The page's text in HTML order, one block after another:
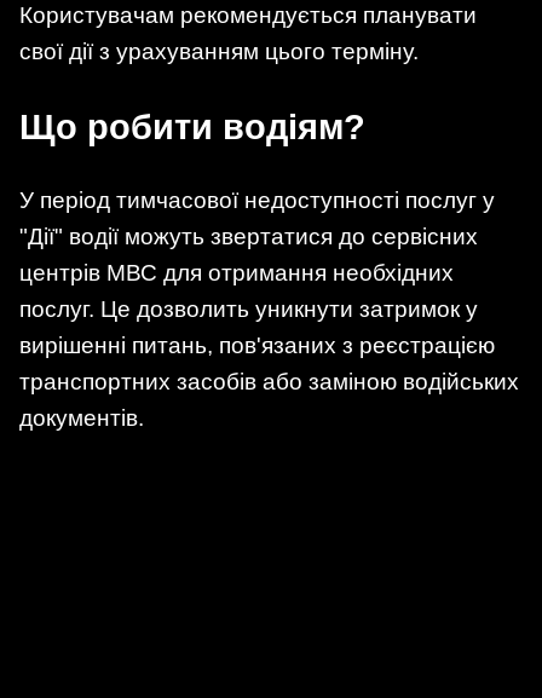
Користувачам рекомендується планувати
свої дії з урахуванням цього терміну.
Що робити водіям?
У період тимчасової недоступності послуг у
"Дії" водії можуть звертатися до сервісних
центрів МВС для отримання необхідних
послуг. Це дозволить уникнути затримок у
вирішенні питань, пов'язаних з реєстрацією
транспортних засобів або заміною водійських
документів.